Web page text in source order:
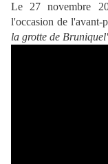
Le 27 novembre
l'occasion de l'avant-
la grotte de